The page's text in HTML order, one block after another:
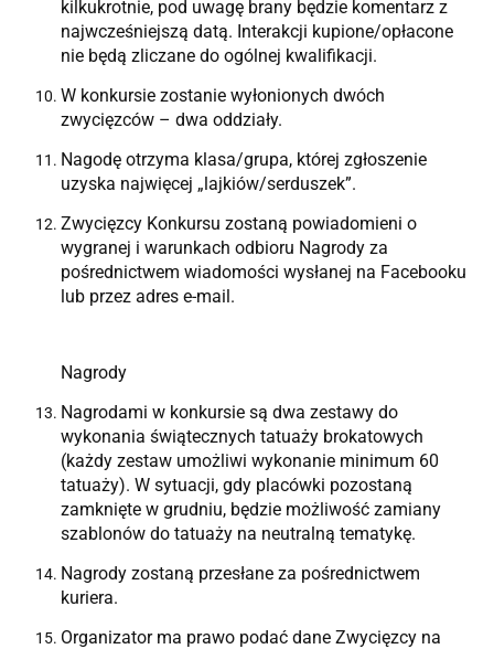
kilkukrotnie, pod uwagę brany będzie komentarz z
najwcześniejszą datą. Interakcji kupione/opłacone
nie będą zliczane do ogólnej kwalifikacji.
W konkursie zostanie wyłonionych dwóch
zwycięzców – dwa oddziały.
Nagodę otrzyma klasa/grupa, której zgłoszenie
uzyska najwięcej „lajkiów/serduszek”.
Zwycięzcy Konkursu zostaną powiadomieni o
wygranej i warunkach odbioru Nagrody za
pośrednictwem wiadomości wysłanej na Facebooku
lub przez adres e-mail.
Nagrody
Nagrodami w konkursie są dwa zestawy do
wykonania świątecznych tatuaży brokatowych
(każdy zestaw umożliwi wykonanie minimum 60
tatuaży). W sytuacji, gdy placówki pozostaną
zamknięte w grudniu, będzie możliwość zamiany
szablonów do tatuaży na neutralną tematykę.
Nagrody zostaną przesłane za pośrednictwem
kuriera.
Organizator ma prawo podać dane Zwycięzcy na